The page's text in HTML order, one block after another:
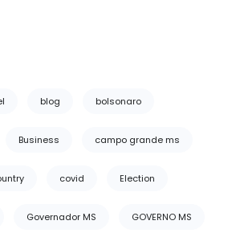
blog bolsonaro
Business campo grande ms
covid Election
Governador MS GOVERNO MS